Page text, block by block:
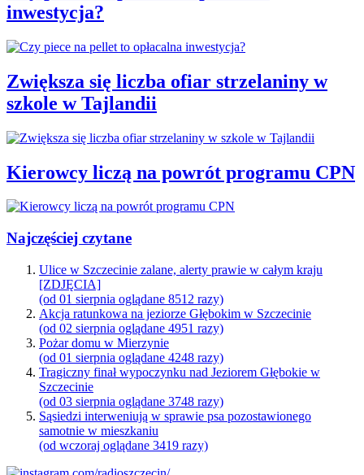
inwestycja?
Zwiększa się liczba ofiar strzelaniny w
szkole w Tajlandii
Kierowcy liczą na powrót programu CPN
Najczęściej czytane
Ulice w Szczecinie zalane, alerty prawie w całym kraju
[ZDJĘCIA]
(od 01 sierpnia oglądane 8512 razy)
Akcja ratunkowa na jeziorze Głębokim w Szczecinie
(od 02 sierpnia oglądane 4951 razy)
Pożar domu w Mierzynie
(od 01 sierpnia oglądane 4248 razy)
Tragiczny finał wypoczynku nad Jeziorem Głębokie w
Szczecinie
(od 03 sierpnia oglądane 3748 razy)
Sąsiedzi interweniują w sprawie psa pozostawionego
samotnie w mieszkaniu
(od wczoraj oglądane 3419 razy)